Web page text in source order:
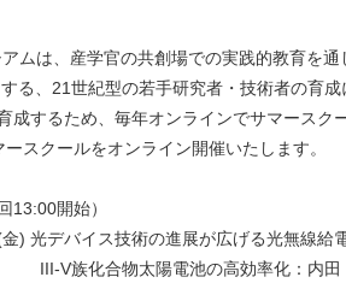
ムは、産学官の共創場での実践的教育を
る、21世紀型の若手研究者・技術者の育
成するため、毎年オンラインでサマース
スクールをオンライン開催いたします。
13:00開始）
光デバイス技術の進展が広げる光無線給電
太陽電池の高効率化：内田 史朗